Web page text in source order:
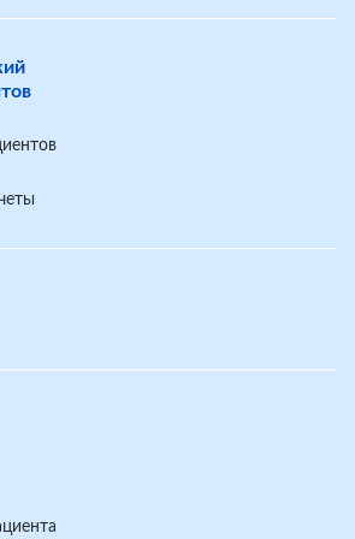
по обжалованию решения
по обжалованию решения